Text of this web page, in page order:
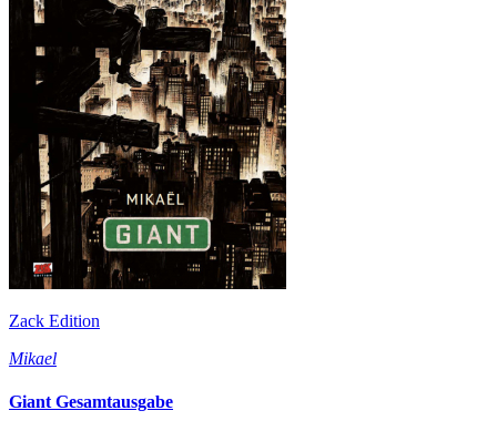
Zack Edition
Mikael
Giant Gesamtausgabe